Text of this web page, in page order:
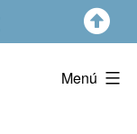
Menú